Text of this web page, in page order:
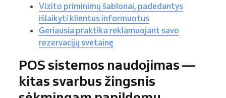
Vizito priminimų šablonai, padedantys
išlaikyti klientus informuotus
Geriausia praktika reklamuojant savo
rezervacijų svetainę
POS sistemos naudojimas —
kitas svarbus žingsnis